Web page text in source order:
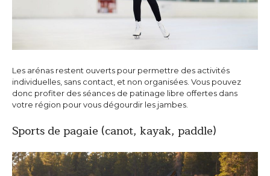
Les arénas restent ouverts pour permettre des activités
individuelles, sans contact, et non organisées. Vous pouvez
donc profiter des séances de patinage libre offertes dans
votre région pour vous dégourdir les jambes.
Sports de pagaie (canot, kayak, paddle)